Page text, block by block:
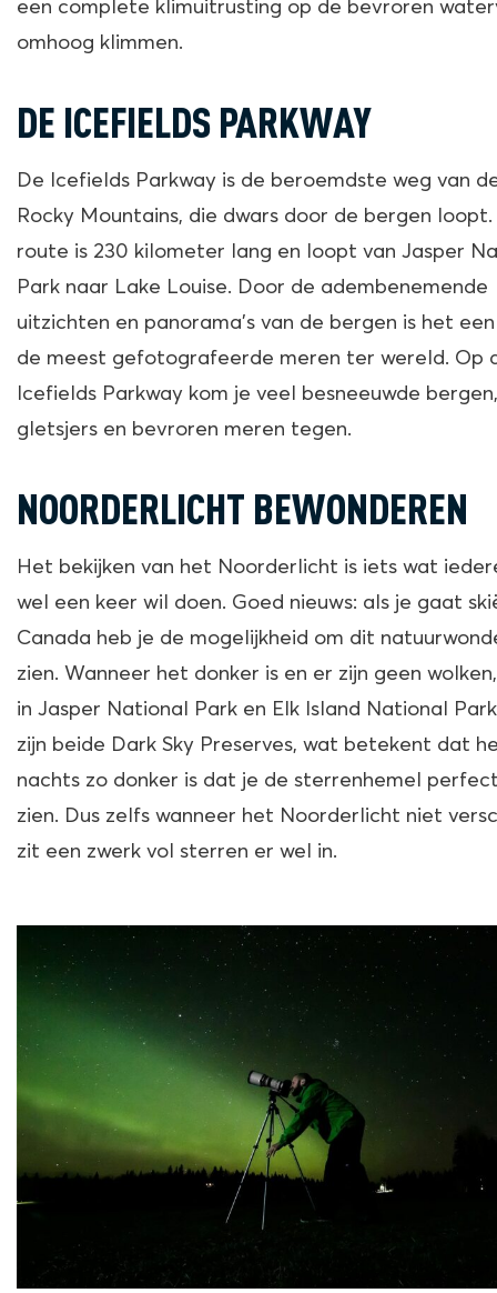
een complete klimuitrusting op de bevroren
omhoog klimmen.
DE ICEFIELDS PARKWAY
De Icefields Parkway is de beroemdste weg van
Rocky Mountains, die dwars door de bergen loopt.
route is 230 kilometer lang en loopt van Jasper
Park naar Lake Louise. Door de adembenemende
uitzichten en panorama’s van de bergen is het
de meest gefotografeerde meren ter wereld. Op
Icefields Parkway kom je veel besneeuwde bergen,
gletsjers en bevroren meren tegen.
NOORDERLICHT BEWONDEREN
Het bekijken van het Noorderlicht is iets wat
wel een keer wil doen. Goed nieuws: als je gaat
Canada heb je de mogelijkheid om dit
zien. Wanneer het donker is en er zijn geen
in Jasper National Park en Elk Island National
zijn beide Dark Sky Preserves, wat betekent dat
nachts zo donker is dat je de sterrenhemel
zien. Dus zelfs wanneer het Noorderlicht niet
zit een zwerk vol sterren er wel in.